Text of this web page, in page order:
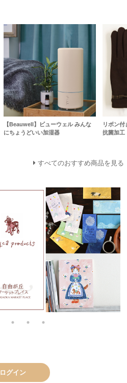
【Beauwell】ビューウェル みんな
にちょうどいい加湿器
リボン
抗菌加工
すべてのおすすめ商品を見る
ログイン